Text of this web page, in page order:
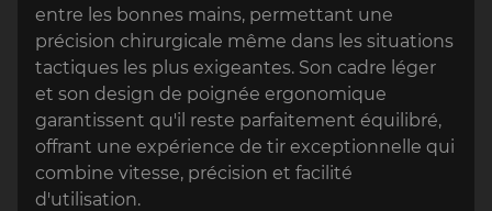
entre les bonnes mains, permettant une
précision chirurgicale même dans les situations
tactiques les plus exigeantes. Son cadre léger
et son design de poignée ergonomique
garantissent qu'il reste parfaitement équilibré,
offrant une expérience de tir exceptionnelle qui
combine vitesse, précision et facilité
d'utilisation.